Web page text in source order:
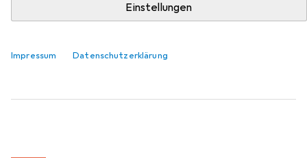
Einstellungen
Impressum Datenschutzerklärung
EUR
15,98